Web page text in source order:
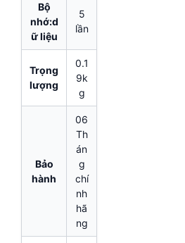
Bộ
nhớ:d
ữ liệu
5
lần
Trọng
lượng
0.1
9k
g
Bảo
hành
06
Th
án
g
chí
nh
hã
ng